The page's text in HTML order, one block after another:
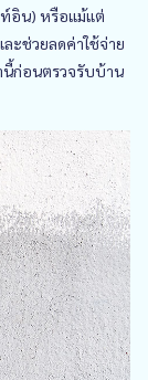
ท์อิน) หรือแม้แต่
ะช่วยลดค่าใช้จ่าย
นี้ก่อนตรวจรับบ้าน